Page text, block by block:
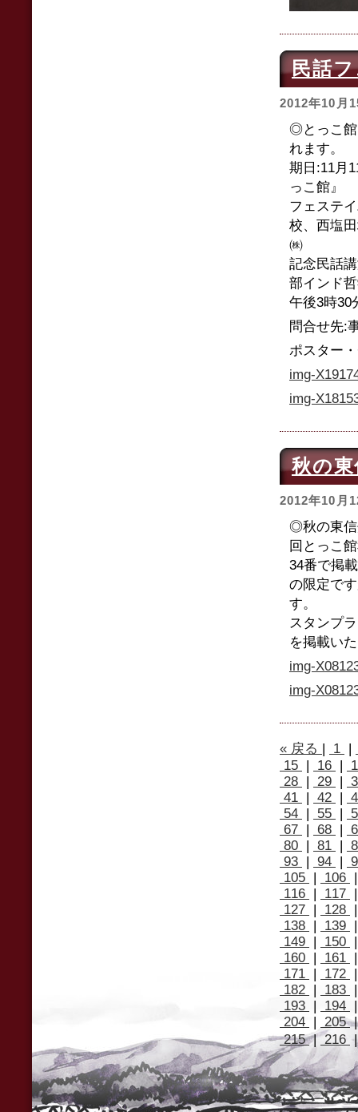
民話
2012年10月
◎とっこ館
れます。
期日:11月
っこ館
フェステ
校、西塩
㈱
記念民話
部インド
午後3時30
問合せ先:
ポスター
img-
img-
秋の
2012年10月
◎秋の東信
回とっこ
34番で掲
の限定で
す。
スタンプ
を掲載い
img-
img-
« 戻る | 1 |
15 | 16 |
28 | 29 |
41 | 42 |
54 | 55 |
67 | 68 |
80 | 81 |
93 | 94 |
105 | 106
116 | 117
127 | 128
138 | 139
149 | 150
160 | 161
171 | 172
182 | 183
193 | 194
204 | 205
215|216